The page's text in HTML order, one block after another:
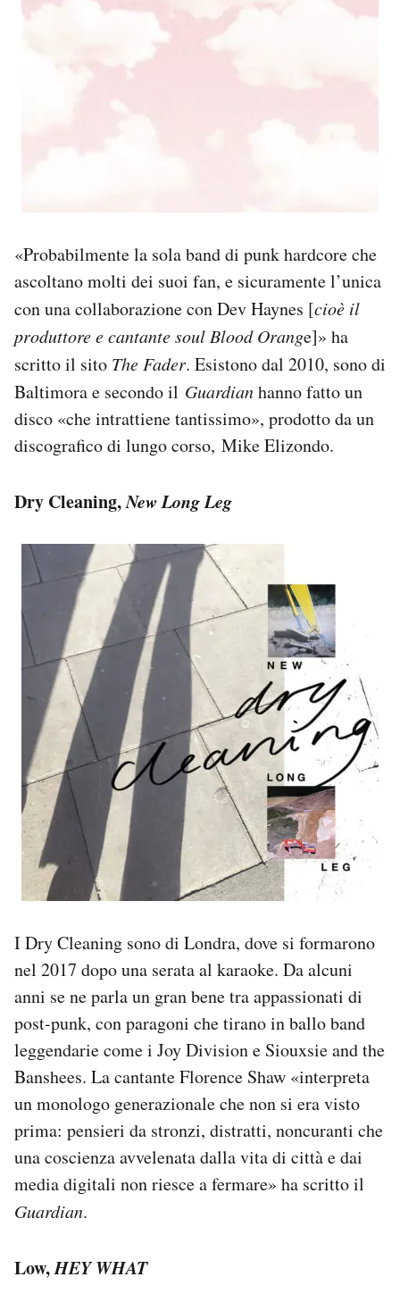
«Probabilmente la sola band di punk hardcore che
ascoltano molti dei suoi fan, e sicuramente l’unica
con una collaborazione con Dev Haynes [cioè il
produttore e cantante soul Blood Orange]» ha
scritto il sito The Fader. Esistono dal 2010, sono di
Baltimora e secondo il Guardianhanno fatto un
disco «che intrattiene tantissimo», prodotto da un
discografico di lungo corso, Mike Elizondo.
Dry Cleaning,New Long Leg
I Dry Cleaning sono di Londra, dove si formarono
nel 2017 dopo una serata al karaoke. Da alcuni
anni se ne parla un gran bene tra appassionati di
post-punk, con paragoni che tirano in ballo band
leggendarie come i Joy Division e Siouxsie and the
Banshees. La cantante Florence Shaw «interpreta
un monologo generazionale che non si era visto
prima: pensieri da stronzi, distratti, noncuranti che
una coscienza avvelenata dalla vita di città e dai
media digitali non riesce a fermare» ha scritto il
Guardian.
Low,HEY WHAT